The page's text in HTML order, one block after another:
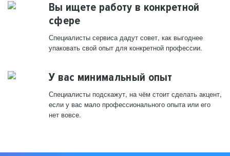
Вы ищете работу в конкретной
сфере
Специалисты сервиса дадут совет, как выгоднее
упаковать свой опыт для конкретной профессии.
У вас минимальный опыт
Специалисты подскажут, на чём стоит сделать акцент,
если у вас мало профессионального опыта или его
нет вовсе.